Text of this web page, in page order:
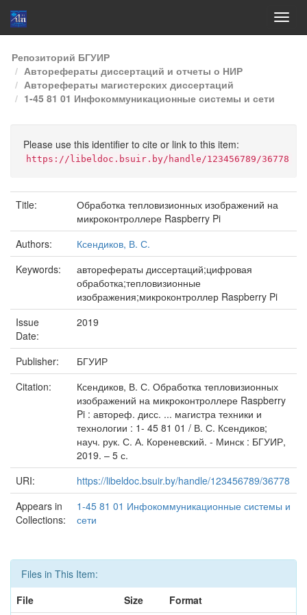
Skip
navigation
Репозиторий БГУИР
Авторефераты диссертаций и отчеты о НИР
Авторефераты магистерских диссертаций
1-45 81 01 Инфокоммуникационные системы и сети
Please use this identifier to cite or link to this item:
https://libeldoc.bsuir.by/handle/123456789/36778
Title:
Обработка тепловизионных изображений на
микроконтроллере Raspberry Pi
Authors:
Ксендиков, В. С.
Keywords:
авторефераты диссертаций;цифровая
обработка;тепловизионные
изображения;микроконтроллер Raspberry Pi
Issue
Date:
2019
Publisher:
БГУИР
Citation:
Ксендиков, В. С. Обработка тепловизионных
изображений на микроконтроллере Raspberry
Pi : автореф. дисс. ... магистра техники и
технологии : 1- 45 81 01 / В. С. Ксендиков;
науч. рук. С. А. Кореневский. - Минск : БГУИР,
2019. – 5 с.
URI:
https://libeldoc.bsuir.by/handle/123456789/36778
Appears in
Collections:
1-45 81 01 Инфокоммуникационные системы и
сети
Files in This Item:
File
Size Format